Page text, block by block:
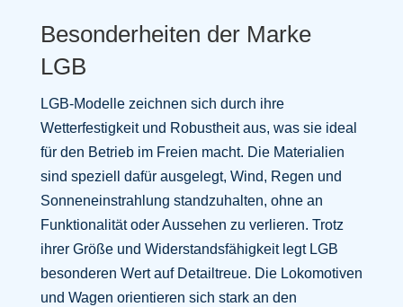
Besonderheiten der Marke
LGB
LGB-Modelle zeichnen sich durch ihre
Wetterfestigkeit und Robustheit aus, was sie ideal
für den Betrieb im Freien macht. Die Materialien
sind speziell dafür ausgelegt, Wind, Regen und
Sonneneinstrahlung standzuhalten, ohne an
Funktionalität oder Aussehen zu verlieren. Trotz
ihrer Größe und Widerstandsfähigkeit legt LGB
besonderen Wert auf Detailtreue. Die Lokomotiven
und Wagen orientieren sich stark an den